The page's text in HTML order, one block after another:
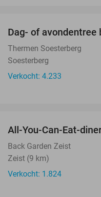
Dag- of avondentree
Thermen Soesterberg
Soesterberg
Verkocht: 4.233
All-You-Can-Eat-
Back Garden Zeist
Zeist (9 km)
Verkocht: 1.824